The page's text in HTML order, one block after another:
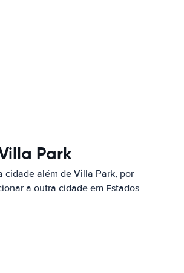
Park
cidade além de Villa Park, por
a outra cidade em Estados